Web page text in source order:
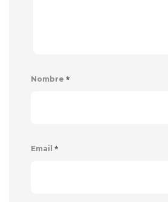
Nombre *
Email *